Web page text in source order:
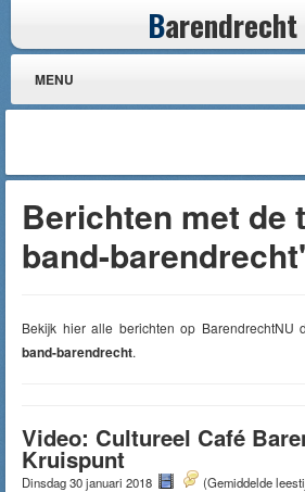
Barendrecht
MENU
Berichten met de
band-barendrecht'
Bekijk hier alle berichten op BarendrechtNU
band-barendrecht.
Video: Cultureel Café
Kruispunt
Dinsdag 30 januari 2018 (Gemiddelde